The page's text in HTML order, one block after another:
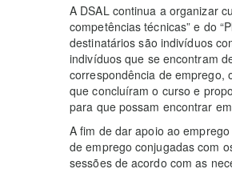
A DSAL continua a organizar
competências técnicas” e do
destinatários são indivíduos
indivíduos que se encontram
correspondência de emprego,
que concluíram o curso e
para que possam encontrar
A fim de dar apoio ao
de emprego conjugadas com
sessões de acordo com as